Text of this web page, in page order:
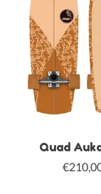
Quad